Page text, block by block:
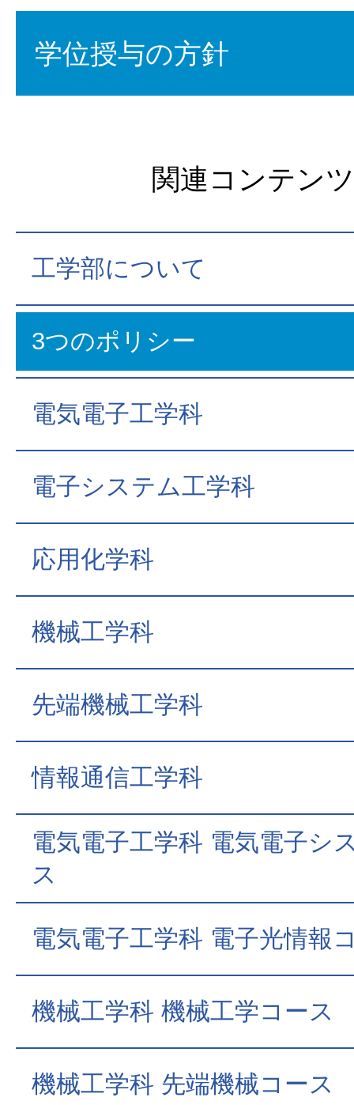
学位授与の方針
関連コンテンツ
工学部について
3つのポリシー
電気電子工学科
電子システム工学科
応用化学科
機械工学科
先端機械工学科
情報通信工学科
電気電子工学科 電気電子シ
ス
電気電子工学科 電子光情報
機械工学科 機械工学コース
機械工学科 先端機械コース